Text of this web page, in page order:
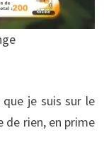
je suis sur le
de rien, en prime